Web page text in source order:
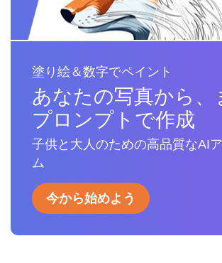
塗り絵＆数字でペイント
あなたの写真から、
プロンプトで作成
子供と大人のための高品質なAI
ム
今から始めよう